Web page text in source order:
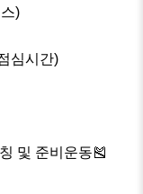
)
심시간)
및 준비운동🎽